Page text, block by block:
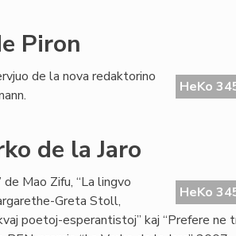
Piron
HeKo
de la nova redaktorino
de la Jaro
HeKo
de Mao Zifu, “La lingvo
Greta Stoll,
poetoj-esperantistoj” kaj “Prefere ne